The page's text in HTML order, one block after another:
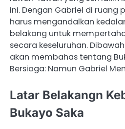
ini. Dengan Gabriel di ruang
harus mengandalkan
belakang untuk
secara keseluruhan.
akan membahas tentang
Bersiaga: Namun Gabriel
Latar Belakangn
Bukayo Saka